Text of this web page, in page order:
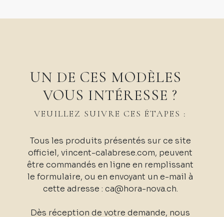
UN DE CES MODÈLES
VOUS INTÉRESSE ?
VEUILLEZ SUIVRE CES ÉTAPES :
Tous les produits présentés sur ce site
officiel, vincent-calabrese.com, peuvent
être commandés en ligne en remplissant
le formulaire, ou en envoyant un e-mail à
cette adresse : ca@hora-nova.ch.
Dès réception de votre demande, nous